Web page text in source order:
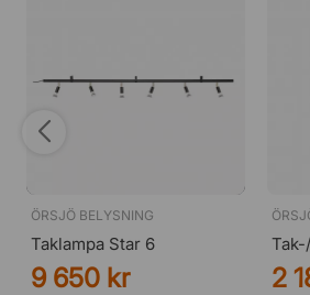
ÖRSJÖ BELYSNING
Taklampa Star 6
9 650 kr 2